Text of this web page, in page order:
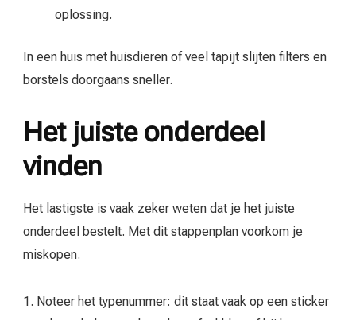
oplossing.
In een huis met huisdieren of veel tapijt slijten filters en
borstels doorgaans sneller.
Het juiste onderdeel
vinden
Het lastigste is vaak zeker weten dat je het juiste
onderdeel bestelt. Met dit stappenplan voorkom je
miskopen.
1. Noteer het typenummer: dit staat vaak op een sticker